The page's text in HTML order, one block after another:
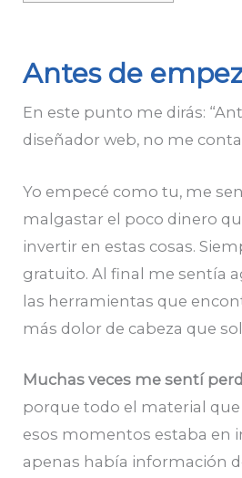
Antes de
En este punto me dirás:
diseñador web, no me
Yo empecé como tu, me
malgastar el poco dinero
invertir en estas cosas.
gratuito. Al final me sentía
las herramientas que
más dolor de cabeza que
Muchas veces me sentí
porque todo el material
esos momentos estaba en
apenas había información